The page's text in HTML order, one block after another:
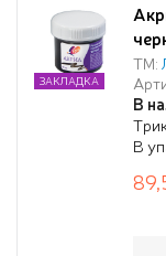
ТМ:
В
В
ЗАКЛАДКА